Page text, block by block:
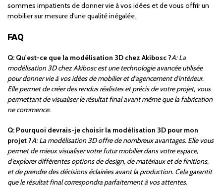
sommes impatients de donner vie à vos idées et de vous offrir un
mobilier sur mesure d'une qualité inégalée.
FAQ
Q: Qu'est-ce que la modélisation 3D chez Akibosc ?A: La
modélisation 3D chez Akibosc est une technologie avancée utilisée
pour donner vie à vos idées de mobilier et d'agencement d'intérieur.
Elle permet de créer des rendus réalistes et précis de votre projet, vous
permettant de visualiser le résultat final avant même que la fabrication
ne commence.
Q: Pourquoi devrais-je choisir la modélisation 3D pour mon
projet ?A: La modélisation 3D offre de nombreux avantages. Elle vous
permet de mieux visualiser votre futur mobilier dans votre espace,
d'explorer différentes options de design, de matériaux et de finitions,
et de prendre des décisions éclairées avant la production. Cela garantit
que le résultat final correspondra parfaitement à vos attentes.